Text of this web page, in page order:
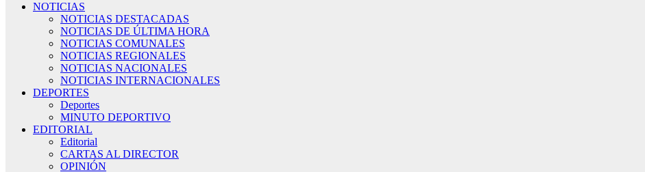
NOTICIAS
NOTICIAS DESTACADAS
NOTICIAS DE ÚLTIMA HORA
NOTICIAS COMUNALES
NOTICIAS REGIONALES
NOTICIAS NACIONALES
NOTICIAS INTERNACIONALES
DEPORTES
Deportes
MINUTO DEPORTIVO
EDITORIAL
Editorial
CARTAS AL DIRECTOR
OPINIÓN